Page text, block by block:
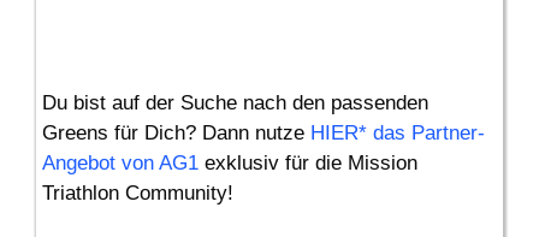
Du bist auf der Suche nach den passenden
Greens für Dich? Dann nutze HIER* das Partner-
Angebot von AG1 exklusiv für die Mission
Triathlon Community!